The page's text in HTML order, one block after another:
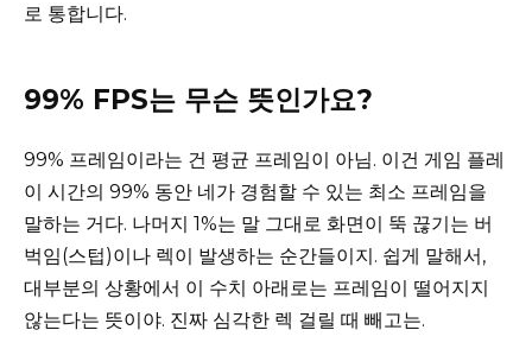
로 통합니다.
99% FPS는 무슨 뜻인가요?
99% 프레임이라는 건 평균 프레임이 아님. 이건 게임 플레
이 시간의 99% 동안 네가 경험할 수 있는 최소 프레임을
말하는 거다. 나머지 1%는 말 그대로 화면이 뚝 끊기는 버
벅임(스텁)이나 렉이 발생하는 순간들이지. 쉽게 말해서,
대부분의 상황에서 이 수치 아래로는 프레임이 떨어지지
않는다는 뜻이야. 진짜 심각한 렉 걸릴 때 빼고는.